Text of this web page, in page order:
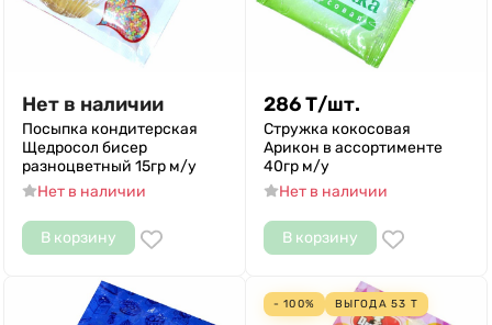
Нет в наличии
Посыпка кондитерская
Щедросол бисер
разноцветный 15гр м/у
Нет в наличии
В корзину
286Т/шт.
Стружка кокосовая
Арикон в ассортименте
40гр м/у
Нет в наличии
В корзину
- 100% ВЫГОДА 53 Т